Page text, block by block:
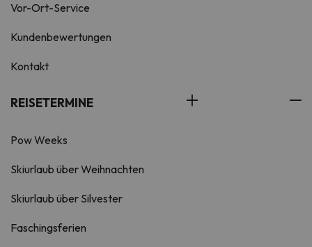
Vor-Ort-Service
Kundenbewertungen
Kontakt
REISETERMINE
Pow Weeks
Skiurlaub über Weihnachten
Skiurlaub über Silvester
Faschingsferien